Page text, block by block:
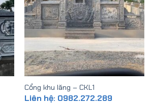
Cổng khu lăng – CKL1
Liên hệ: 0982.272.289